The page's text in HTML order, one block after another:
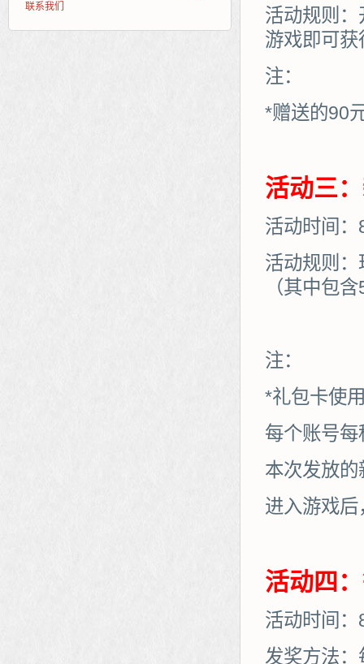
联系我们
活动规则
游戏即可
注：
*赠送的90
活动三
活动时间
活动规则
（其中包
注：
*礼包卡使
每个账号
本次发放
进入游戏后
活动四
活动时间
发奖方法：